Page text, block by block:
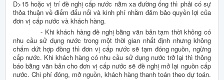
D>15 hoặc vị trí đề nghị cấp nước nằm xa đường ống thì phải có sự
thỏa thuận về điểm đấu nối và kinh phí nhằm đảm bảo quyền lợi của
đơn vị cấp nước và khách hàng.
- Khi khách hàng đề nghị bằng văn bản tạm thời không có
nhu cầu sử dụng nước trong một thời gian nhất định nhưng không
chấm dứt hợp đồng thì đơn vị cấp nước sẽ tạm đóng nguồn, ngừng
cấp nước. Khi khách hàng có nhu cầu sử dụng nước trở lại thì thông
báo bằng văn bản cho đơn vị cấp nước sẽ đề nghị mở lại nguồn cấp
nước. Chi phí đóng, mở nguồn, khách hàng thanh toán theo dự toán.